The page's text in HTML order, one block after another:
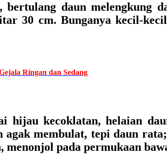
daun melengkung
30 cm. Bunganya kecil-
Ringan dan Sedang
hijau kecoklatan, helaian
membulat, tepi daun
pada permukaan